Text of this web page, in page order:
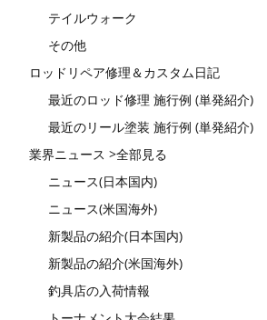
テイルウォーク
その他
ロッドリペア修理＆カスタム日記
最近のロッド修理 施行例 (単発紹介)
最近のリール塗装 施行例 (単発紹介)
業界ニュース >全部見る
ニュース(日本国内)
ニュース(米国海外)
新製品の紹介(日本国内)
新製品の紹介(米国海外)
釣具店の入荷情報